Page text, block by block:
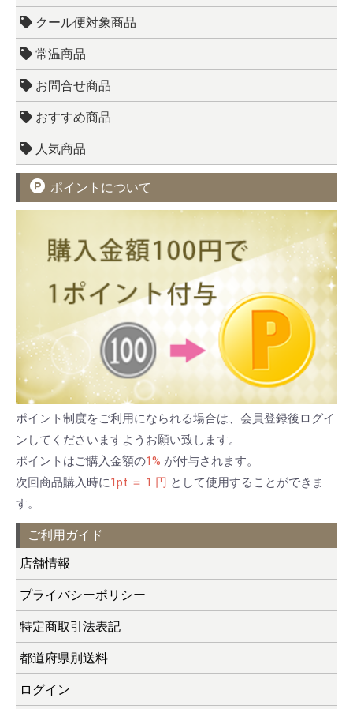
クール便対象商品
常温商品
お問合せ商品
おすすめ商品
人気商品
ポイントについて
ポイント制度をご利用になられる場合は、会員登録後ログイ
ンしてくださいますようお願い致します。
ポイントはご購入金額の1% が付与されます。
次回商品購入時に1pt ＝ 1 円 として使用することができま
す。
ご利用ガイド
店舗情報
プライバシーポリシー
特定商取引法表記
都道府県別送料
ログイン